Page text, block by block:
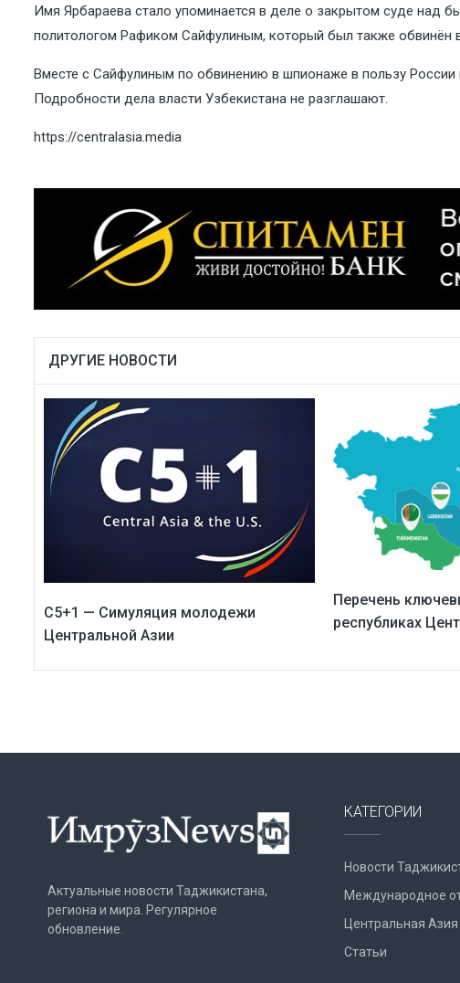
Имя Ярбараева стало упоминается в деле о закрытом суде над
политологом Рафиком Сайфулиным, который был также обвинён
Вместе с Сайфулиным по обвинению в шпионаже в пользу
Подробности дела власти Узбекистана не разглашают.
https://centralasia.media
ДРУГИЕ НОВОСТИ
C5+1 — Симуляция молодежи
Центральной Азии
Перечень
республиках
Актуальные новости Таджикистана,
региона и мира. Регулярное
обновление.
КАТЕГОРИИ
Новости
Международное
Центральная Азия
Статьи